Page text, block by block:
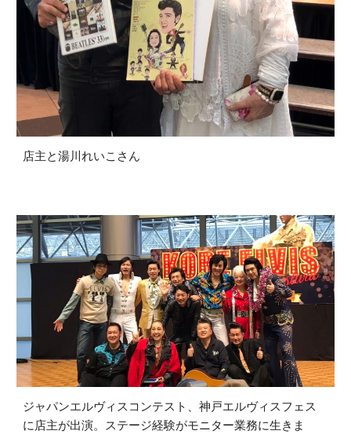
店主と湯川れいこさん
ジャパンエルヴィスコンテスト、神戸エルヴィスフェス
に店主が出演。ステージ経験がモニター業務に生きま